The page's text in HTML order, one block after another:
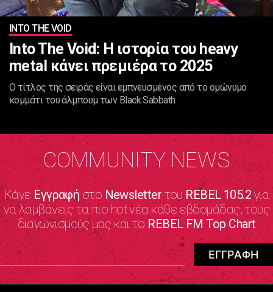
INTO THE VOID
Into The Void: Η ιστορία του heavy
metal κάνει πρεμιέρα το 2025
Ο τίτλος της σειράς είναι εμπνευσμένος από το ομώνυμο
κομμάτι του άλμπουμ των Black Sabbath
COMMUNITY NEWS
Κάνε Εγγραφήστο NewsletterτουREBEL 105.2για
να λαμβάνεις τα πιο hot νέα κάθε εβδομάδας, τους
διαγωνισμούς μας και το REBEL FM Top Chart